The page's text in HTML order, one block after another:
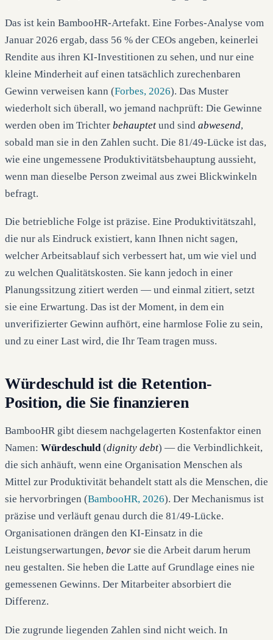
Das ist kein BambooHR-Artefakt. Eine Forbes-Analyse vom
Januar 2026 ergab, dass 56 % der CEOs angeben, keinerlei
Rendite aus ihren KI-Investitionen zu sehen, und nur eine
kleine Minderheit auf einen tatsächlich zurechenbaren
Gewinn verweisen kann (Forbes, 2026). Das Muster
wiederholt sich überall, wo jemand nachprüft: Die Gewinne
werden oben im Trichter behauptet und sind abwesend,
sobald man sie in den Zahlen sucht. Die 81/49-Lücke ist das,
wie eine ungemessene Produktivitätsbehauptung aussieht,
wenn man dieselbe Person zweimal aus zwei Blickwinkeln
befragt.
Die betriebliche Folge ist präzise. Eine Produktivitätszahl,
die nur als Eindruck existiert, kann Ihnen nicht sagen,
welcher Arbeitsablauf sich verbessert hat, um wie viel und
zu welchen Qualitätskosten. Sie kann jedoch in einer
Planungssitzung zitiert werden — und einmal zitiert, setzt
sie eine Erwartung. Das ist der Moment, in dem ein
unverifizierter Gewinn aufhört, eine harmlose Folie zu sein,
und zu einer Last wird, die Ihr Team tragen muss.
Würdeschuld ist die Retention-
Position, die Sie finanzieren
BambooHR gibt diesem nachgelagerten Kostenfaktor einen
Namen: Würdeschuld(dignity debt) — die Verbindlichkeit,
die sich anhäuft, wenn eine Organisation Menschen als
Mittel zur Produktivität behandelt statt als die Menschen, die
sie hervorbringen (BambooHR, 2026). Der Mechanismus ist
präzise und verläuft genau durch die 81/49-Lücke.
Organisationen drängen den KI-Einsatz in die
Leistungserwartungen, bevor sie die Arbeit darum herum
neu gestalten. Sie heben die Latte auf Grundlage eines nie
gemessenen Gewinns. Der Mitarbeiter absorbiert die
Differenz.
Die zugrunde liegenden Zahlen sind nicht weich. In